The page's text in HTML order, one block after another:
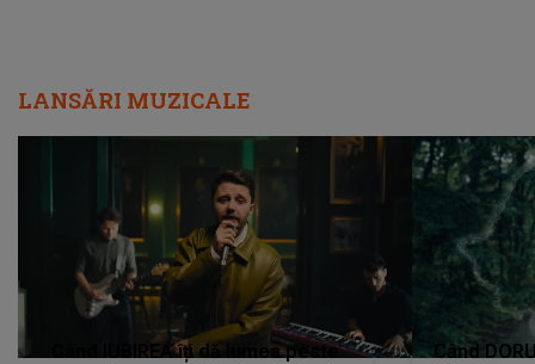
LANSĂRI MUZICALE
Când IUBIREA îți dă lumea peste
Când